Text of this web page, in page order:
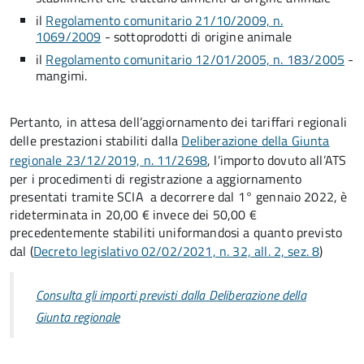
il Regolamento comunitario 21/10/2009, n.
1069/2009 - sottoprodotti di origine animale
il Regolamento comunitario 12/01/2005, n. 183/2005 -
mangimi.
Pertanto, in attesa dell’aggiornamento dei tariffari regionali
delle prestazioni stabiliti dalla Deliberazione della Giunta
regionale 23/12/2019, n. 11/2698, l’importo dovuto all’ATS
per i procedimenti di registrazione a aggiornamento
presentati tramite SCIA a decorrere dal 1° gennaio 2022, è
rideterminata in 20,00 € invece dei 50,00 €
precedentemente stabiliti uniformandosi a quanto previsto
dal (Decreto legislativo 02/02/2021, n. 32, all. 2, sez. 8)
Consulta gli importi previsti dalla Deliberazione della
Giunta regionale